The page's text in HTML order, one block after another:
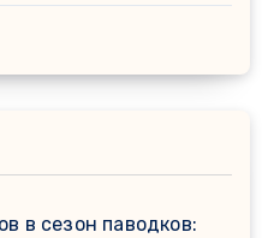
в сезон паводков: